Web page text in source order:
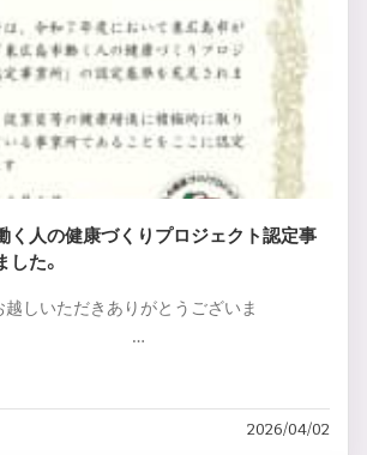
く人の健康づくりプロジェクト認定事
た。
しいただきありがとうございま
…
2026/04/02